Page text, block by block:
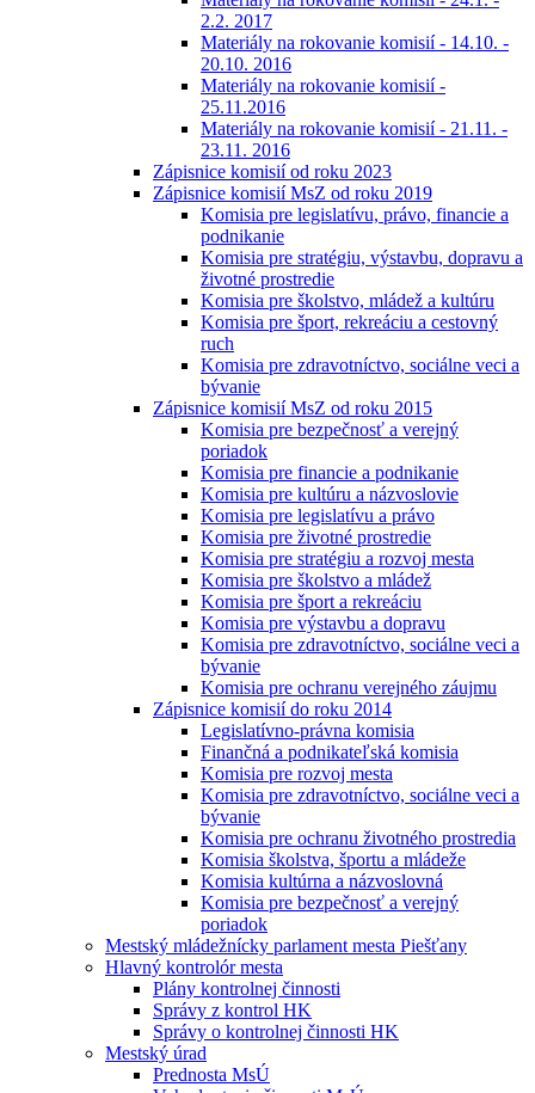
2.2. 2017
Materiály na rokovanie komisií - 14.10. -
20.10. 2016
Materiály na rokovanie komisií -
25.11.2016
Materiály na rokovanie komisií - 21.11. -
23.11. 2016
Zápisnice komisií od roku 2023
Zápisnice komisií MsZ od roku 2019
Komisia pre legislatívu, právo, financie a
podnikanie
Komisia pre stratégiu, výstavbu, dopravu a
životné prostredie
Komisia pre školstvo, mládež a kultúru
Komisia pre šport, rekreáciu a cestovný
ruch
Komisia pre zdravotníctvo, sociálne veci a
bývanie
Zápisnice komisií MsZ od roku 2015
Komisia pre bezpečnosť a verejný
poriadok
Komisia pre financie a podnikanie
Komisia pre kultúru a názvoslovie
Komisia pre legislatívu a právo
Komisia pre životné prostredie
Komisia pre stratégiu a rozvoj mesta
Komisia pre školstvo a mládež
Komisia pre šport a rekreáciu
Komisia pre výstavbu a dopravu
Komisia pre zdravotníctvo, sociálne veci a
bývanie
Komisia pre ochranu verejného záujmu
Zápisnice komisií do roku 2014
Legislatívno-právna komisia
Finančná a podnikateľská komisia
Komisia pre rozvoj mesta
Komisia pre zdravotníctvo, sociálne veci a
bývanie
Komisia pre ochranu životného prostredia
Komisia školstva, športu a mládeže
Komisia kultúrna a názvoslovná
Komisia pre bezpečnosť a verejný
poriadok
Mestský mládežnícky parlament mesta Piešťany
Hlavný kontrolór mesta
Plány kontrolnej činnosti
Správy z kontrol HK
Správy o kontrolnej činnosti HK
Mestský úrad
Prednosta MsÚ